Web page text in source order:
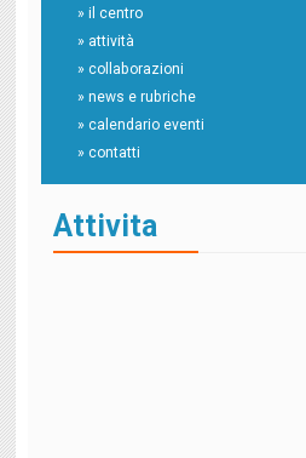
» il centro
» attività
» collaborazioni
» news e rubriche
» calendario eventi
» contatti
Attivita